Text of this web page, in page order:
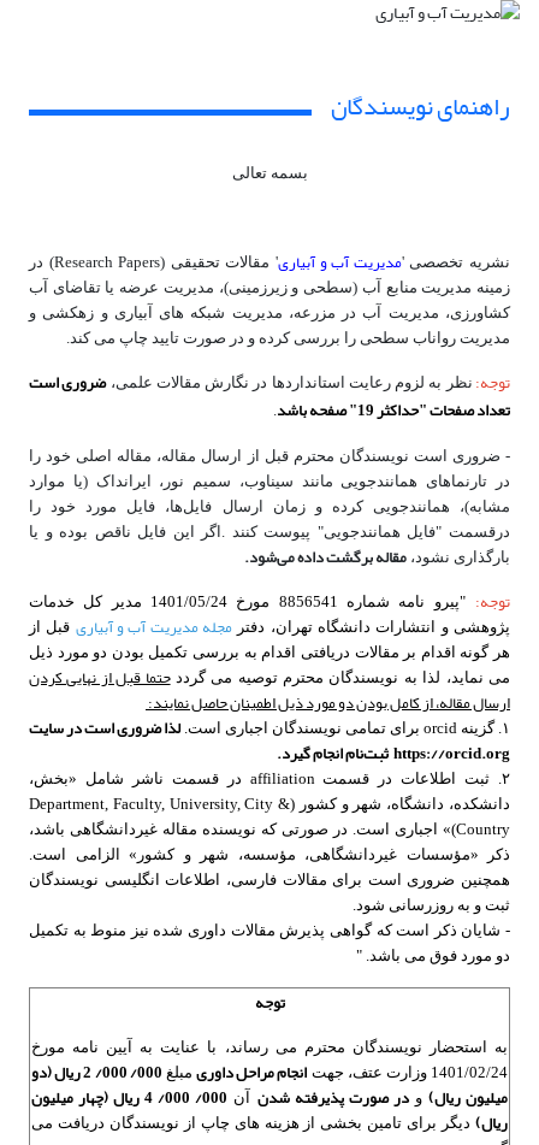
راهنمای نویسندگان
بسمه تعالی
نشریه تخصصی 'مدیریت آب و آبیاری
' مقالات تحقیقی (Research Papers) در
زمینه مدیریت منابع آب (سطحی و زیرزمینی)، مدیریت عرضه یا تقاضای آب
کشاورزی، مدیریت آب در مزرعه، مدیریت شبکه های آبیاری و زهکشی و
مدیریت رواناب سطحی را بررسی کرده و در صورت تایید چاپ می کند.
توجه: نظر به لزوم رعایت استانداردها در نگارش مقالات علمی،ضروری است
تعداد صفحات "حداکثر 19 "صفحه باشد.
- ضروری است نویسندگان محترم قبل از ارسال مقاله، مقاله اصلی خود را
در تارنماهای همانندجویی مانند سیناوب، سمیم نور، ایرانداک (یا موارد
مشابه)، همانندجویی کرده و زمان ارسال فایل­‌ها، فایل مورد خود را
درقسمت "فایل همانندجویی" پیوست کنند .اگر این فایل ناقص بوده و یا
بارگذاری نشود، مقاله برگشت داده می­‌شود.
توجه:
"پیرو نامه شماره 8856541 مورخ 1401/05/24 مدیر کل خدمات
پژوهشی و انتشارات دانشگاه تهران، دفتر مجله مدیریت آب و آبیاری قبل از
هر گونه اقدام بر مقالات دریافتی اقدام به بررسی تکمیل بودن دو مورد ذیل
می نماید، لذا به نویسندگان محترم توصیه می گرددحتما قبل از نهایی کردن
ارسال مقاله، از کامل بودن دو مورد ذیل اطمینان حاصل نمایند:
۱. گزینه orcid برای تمامی نویسندگان اجباری است.
لذا ضروری است در سایت
https://orcid.org ثبت‌نام انجام گیرد.
۲. ثبت اطلاعات در قسمت affiliation در قسمت ناشر شامل «بخش،
دانشکده، دانشگاه، شهر و کشور (Department, Faculty, University, City &
Country)» اجباری است. در صورتی که نویسنده مقاله غیردانشگاهی باشد،
ذکر «مؤسسات غیردانشگاهی، مؤسسه، شهر و کشور» الزامی است.
همچنین ضروری است برای مقالات فارسی، اطلاعات انگلیسی نویسندگان
ثبت و به روزرسانی شود.
- شایان ذکر است که گواهی پذیرش مقالات داوری شده نیز منوط به تکمیل
دو مورد فوق می باشد. "
توجه
به استحضار نویسندگان محترم می رساند، با عنایت به آیین نامه مورخ
1401/02/24 وزارت عتف، جهت
انجام مراحل داوریمبلغ
000/ 000/ 2 ریال (دو
میلیون ریال) ودر صورت پذیرفته شدن آن
000/ 000/ 4 ریال (چهار میلیون
ریال) دیگر برای تامین بخشی از هزینه های چاپ از نویسندگان دریافت می